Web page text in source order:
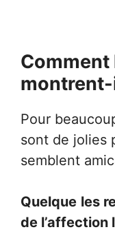
Comment
montrent-
Pour
sont de jolies
semblent
Quelque les
de l’affection